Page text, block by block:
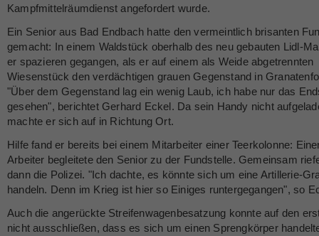
Kampfmittelräumdienst angefordert wurde.
Ein Senior aus Bad Endbach hatte den vermeintlich brisanten
gemacht: In einem Waldstück oberhalb des neu gebauten Lidl-
er spazieren gegangen, als er auf einem als Weide abgetrennten
Wiesenstück den verdächtigen grauen Gegenstand in
"Über dem Gegenstand lag ein wenig Laub, ich habe nur das
gesehen", berichtet Gerhard Eckel. Da sein Handy nicht
machte er sich auf in Richtung Ort.
Hilfe fand er bereits bei einem Mitarbeiter einer Teerkolonne:
Arbeiter begleitete den Senior zu der Fundstelle. Gemeinsam
dann die Polizei. "Ich dachte, es könnte sich um eine Artillerie-
handeln. Denn im Krieg ist hier so Einiges runtergegangen", so
Auch die angerückte Streifenwagenbesatzung konnte auf den
nicht ausschließen, dass es sich um einen Sprengkörper